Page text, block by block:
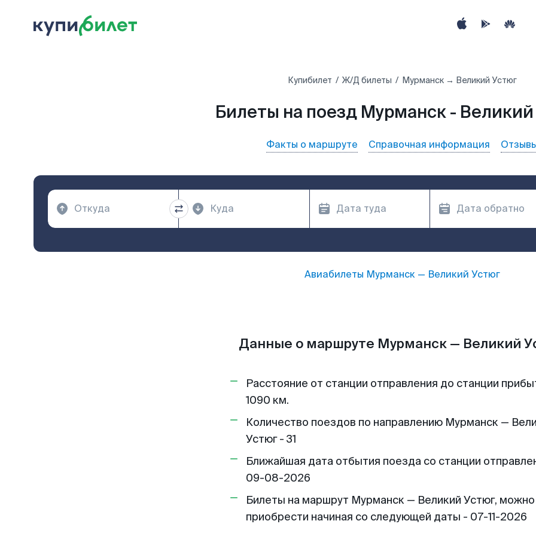
Купибилет Ж/Д билеты Мурманск → Великий Устюг
Билеты на поезд Мурманск -
Факты о маршруте Справочная информация
Авиабилеты Мурманск— Великий Устюг
Данные о маршруте Мурманск — Великий
Расстояние от станции отправления до станции
1090 км.
Количество поездов по направлению Мурманск —
Устюг - 31
Ближайшая дата отбытия поезда со станции
09-08-2026
Билеты на маршрут Мурманск — Великий Устюг, можно
приобрести начиная со следующей даты - 07-11-2026